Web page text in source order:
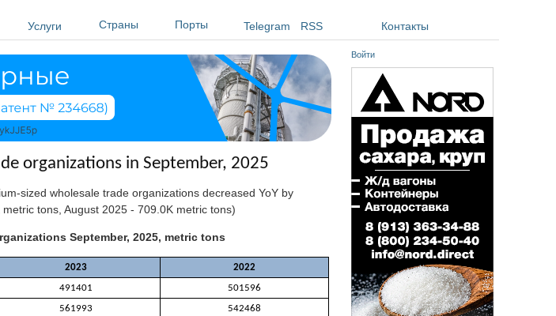
Услуги Страны Порты Telegram RSS Контакты
organizations in September, 2025
sized wholesale trade organizations decreased YoY by
tons, August 2025 - 709.0K metric tons)
September, 2025, metric tons
2023
2022
491401
501596
561993
542468
Войти